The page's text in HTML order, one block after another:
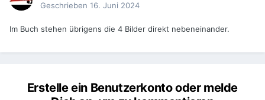
Geschrieben 16. Juni 2024
Im Buch stehen übrigens die 4 Bilder direkt nebeneinander.
Erstelle ein Benutzerkonto oder melde